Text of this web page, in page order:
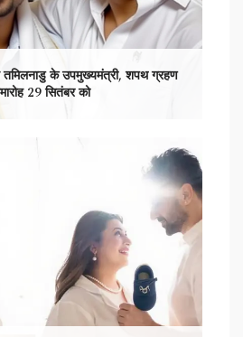
तमिलनाडु के उपमुख्यमंत्री, शपथ ग्रहण
29 सितंबर को